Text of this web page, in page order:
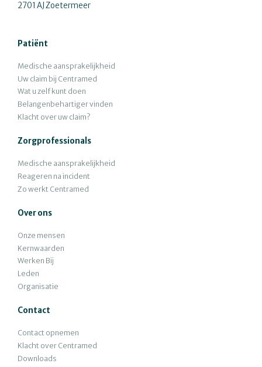
2701 AJ Zoetermeer
Patiënt
Medische aansprakelijkheid
Uw claim bij Centramed
Wat u zelf kunt doen
Belangenbehartiger vinden
Klacht over uw claim?
Zorgprofessionals
Medische aansprakelijkheid
Reageren na incident
Zo werkt Centramed
Over ons
Onze mensen
Kernwaarden
Werken Bij
Leden
Organisatie
Contact
Contact opnemen
Klacht over Centramed
Downloads